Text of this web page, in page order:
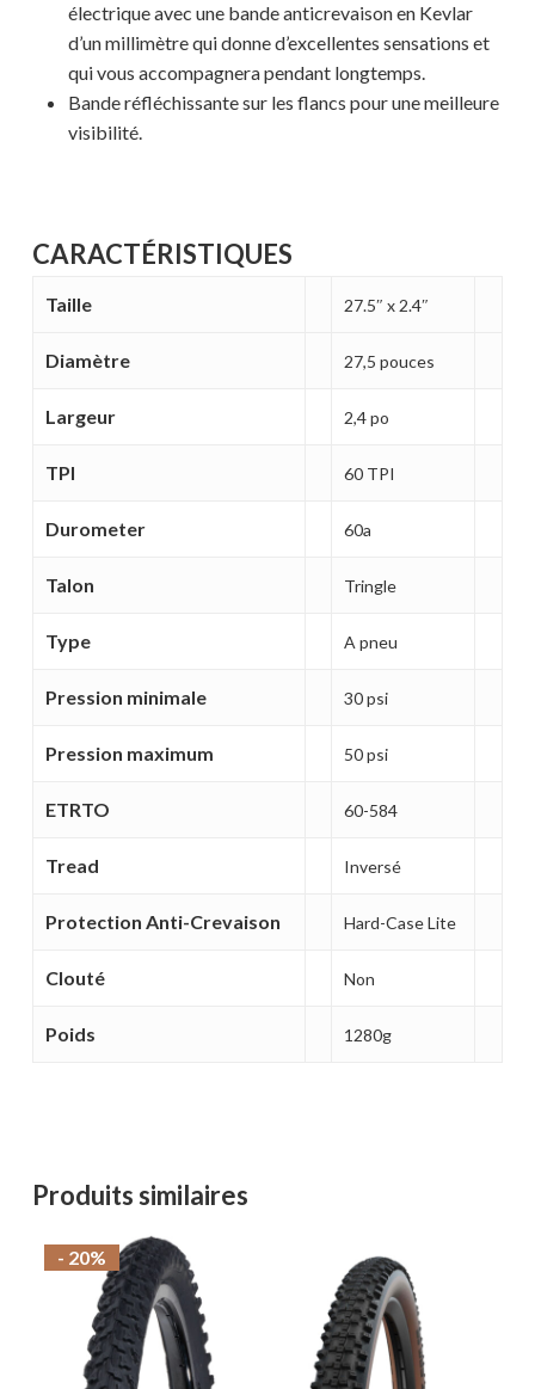
électrique avec une bande anticrevaison en Kevlar
d’un millimètre qui donne d’excellentes sensations et
qui vous accompagnera pendant longtemps.
Bande réfléchissante sur les flancs pour une meilleure
visibilité.
CARACTÉRISTIQUES
Taille 27.5″ x 2.4″
Diamètre 27,5 pouces
Largeur 2,4 po
TPI 60 TPI
Durometer 60a
Talon Tringle
Type A pneu
Pression minimale 30 psi
Pression maximum 50 psi
ETRTO 60-584
Tread Inversé
Protection Anti-Crevaison Hard-Case Lite
Clouté Non
Poids 1280g
Produits similaires
- 20%